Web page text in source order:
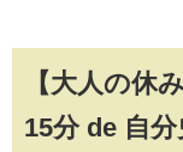
【大人の休
15分 de 自分